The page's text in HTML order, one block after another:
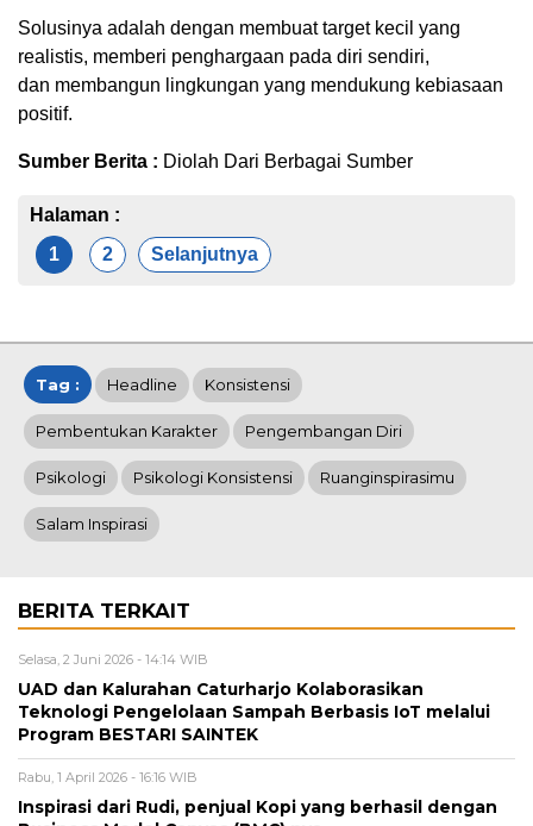
Solusinya adalah dengan membuat target kecil yang
realistis, memberi penghargaan pada diri sendiri,
dan membangun lingkungan yang mendukung kebiasaan
positif.
Sumber Berita : Diolah Dari Berbagai Sumber
Halaman :
1
2 Selanjutnya
Tag : Headline Konsistensi
Pembentukan Karakter Pengembangan Diri
Psikologi Psikologi Konsistensi Ruanginspirasimu
Salam Inspirasi
BERITA TERKAIT
Selasa, 2 Juni 2026 - 14:14 WIB
UAD dan Kalurahan Caturharjo Kolaborasikan
Teknologi Pengelolaan Sampah Berbasis IoT melalui
Program BESTARI SAINTEK
Rabu, 1 April 2026 - 16:16 WIB
Inspirasi dari Rudi, penjual Kopi yang berhasil dengan